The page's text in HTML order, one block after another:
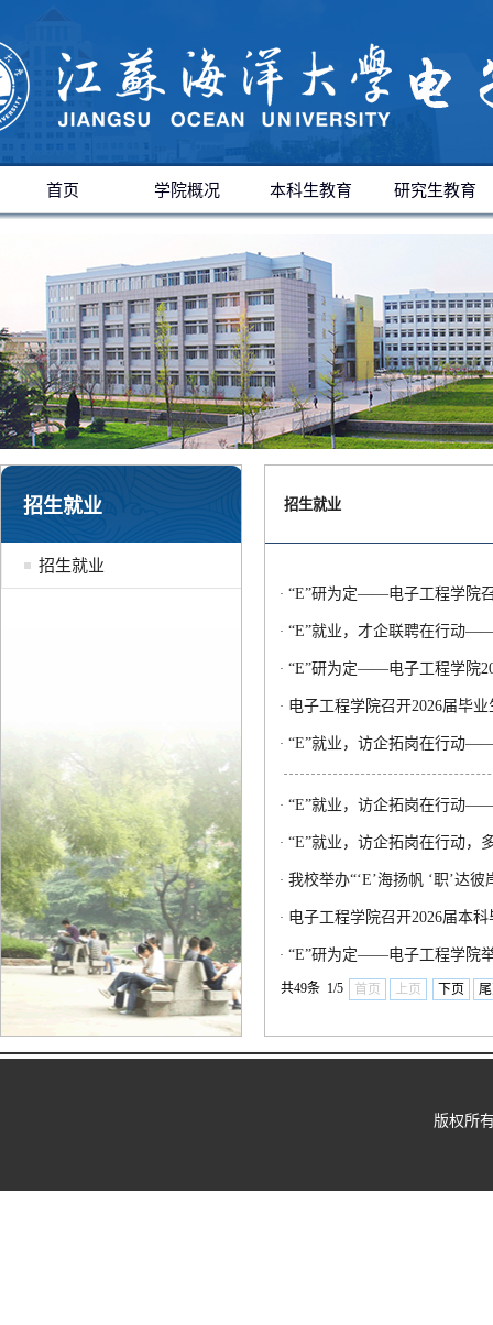
首页 学院概况 本科生教育 研究生教育
招生就业
招生就业
招生就业
· “E”研为定——电子工程学院
· “E”就业，才企联聘在行动
· “E”研为定——电子工程学院
· 电子工程学院召开2026届毕
· “E”就业，访企拓岗在行动
· “E”就业，访企拓岗在行动
· “E”就业，访企拓岗在行动，
· 我校举办“‘E’海扬帆 ‘职’达
· 电子工程学院召开2026届本
· “E”研为定——电子工程学院
共49条 1/5 首页 上页 下页
版权所